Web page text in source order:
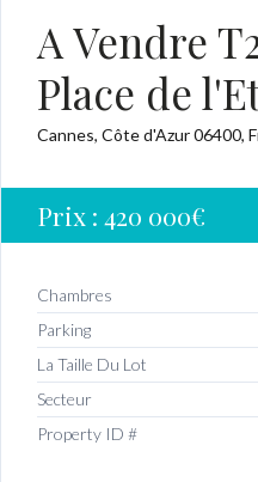
A Vendre
Place de
Cannes, Côte d'Azur 06400,
Prix : 420 000€
Chambres
Parking
La Taille Du Lot
Secteur
Property ID #